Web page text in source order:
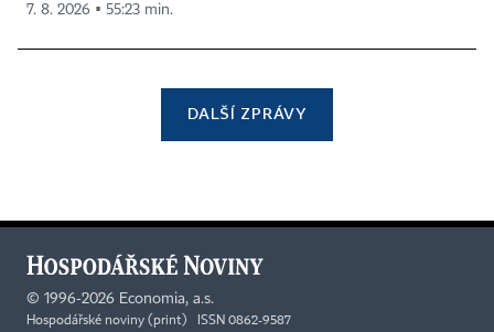
7. 8. 2026 ▪ 55:23 min.
DALŠÍ ZPRÁVY
© 1996-2026 Economia, a.s.
Hospodářské noviny (print) ISSN 0862-9587